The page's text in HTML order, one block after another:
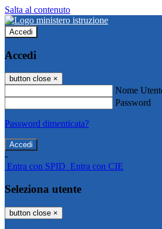
Salta al contenuto
Accedi
Accedi
button close ×
Nome
Password
Password dimenticata?
-
Entra con SPID Entra con CIE
Seleziona utente
button close ×